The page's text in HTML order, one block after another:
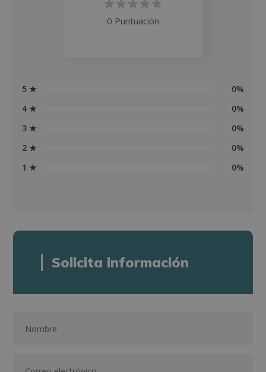
0 Puntuación
5 ★
0%
4 ★
0%
3 ★
0%
2 ★
0%
1 ★
0%
Solicita información